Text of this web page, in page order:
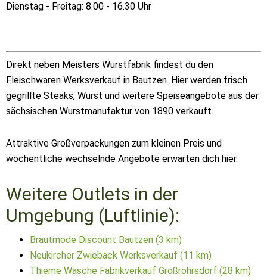
Dienstag - Freitag: 8.00 - 16.30 Uhr
Direkt neben Meisters Wurstfabrik findest du den
Fleischwaren Werksverkauf in Bautzen. Hier werden frisch
gegrillte Steaks, Wurst und weitere Speiseangebote aus der
sächsischen Wurstmanufaktur von 1890 verkauft.
Attraktive Großverpackungen zum kleinen Preis und
wöchentliche wechselnde Angebote erwarten dich hier.
Weitere Outlets in der
Umgebung (Luftlinie):
Brautmode Discount Bautzen (3 km)
Neukircher Zwieback Werksverkauf (11 km)
Thieme Wäsche Fabrikverkauf Großröhrsdorf (28 km)